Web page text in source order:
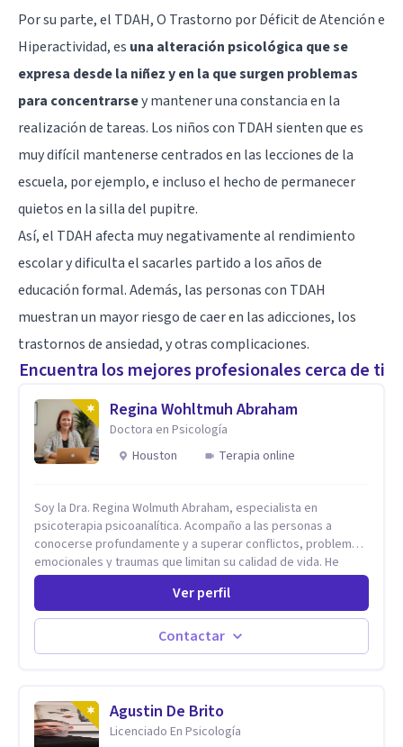
Por su parte, el TDAH, O Trastorno por Déficit de Atención e
Hiperactividad, es una alteración psicológica que se
expresa desde la niñez y en la que surgen problemas
para concentrarsey mantener una constancia en la
realización de tareas. Los niños con TDAH sienten que es
muy difícil mantenerse centrados en las lecciones de la
escuela, por ejemplo, e incluso el hecho de permanecer
quietos en la silla del pupitre.
Así, el TDAH afecta muy negativamente al rendimiento
escolar y dificulta el sacarles partido a los años de
educación formal. Además, las personas con TDAH
muestran un mayor riesgo de caer en las adicciones, los
trastornos de ansiedad, y otras complicaciones.
Encuentra los mejores profesionales cerca de ti
Regina Wohltmuh Abraham
Doctora en Psicología
Houston
Terapia online
Soy la Dra. Regina Wolmuth Abraham, especialista en
psicoterapia psicoanalítica. Acompaño a las personas a
conocerse profundamente y a superar conflictos, problemas
emocionales y traumas que limitan su calidad de vida. He
trabajado en reconocidas instituciones como el Hospital
Psiquiátrico San Rafael, Instituto Psiquiátrico MENDAO, San
Bernardino, Hospital Psiquiátrico Infantil y el Centro de
Integración Juvenil. Además, tuve el privilegio de colaborar
en comunidades como Olivar del Conde y Xochimilco, lo que
Ver perfil
Contactar
Agustin De Brito
Licenciado En Psicología